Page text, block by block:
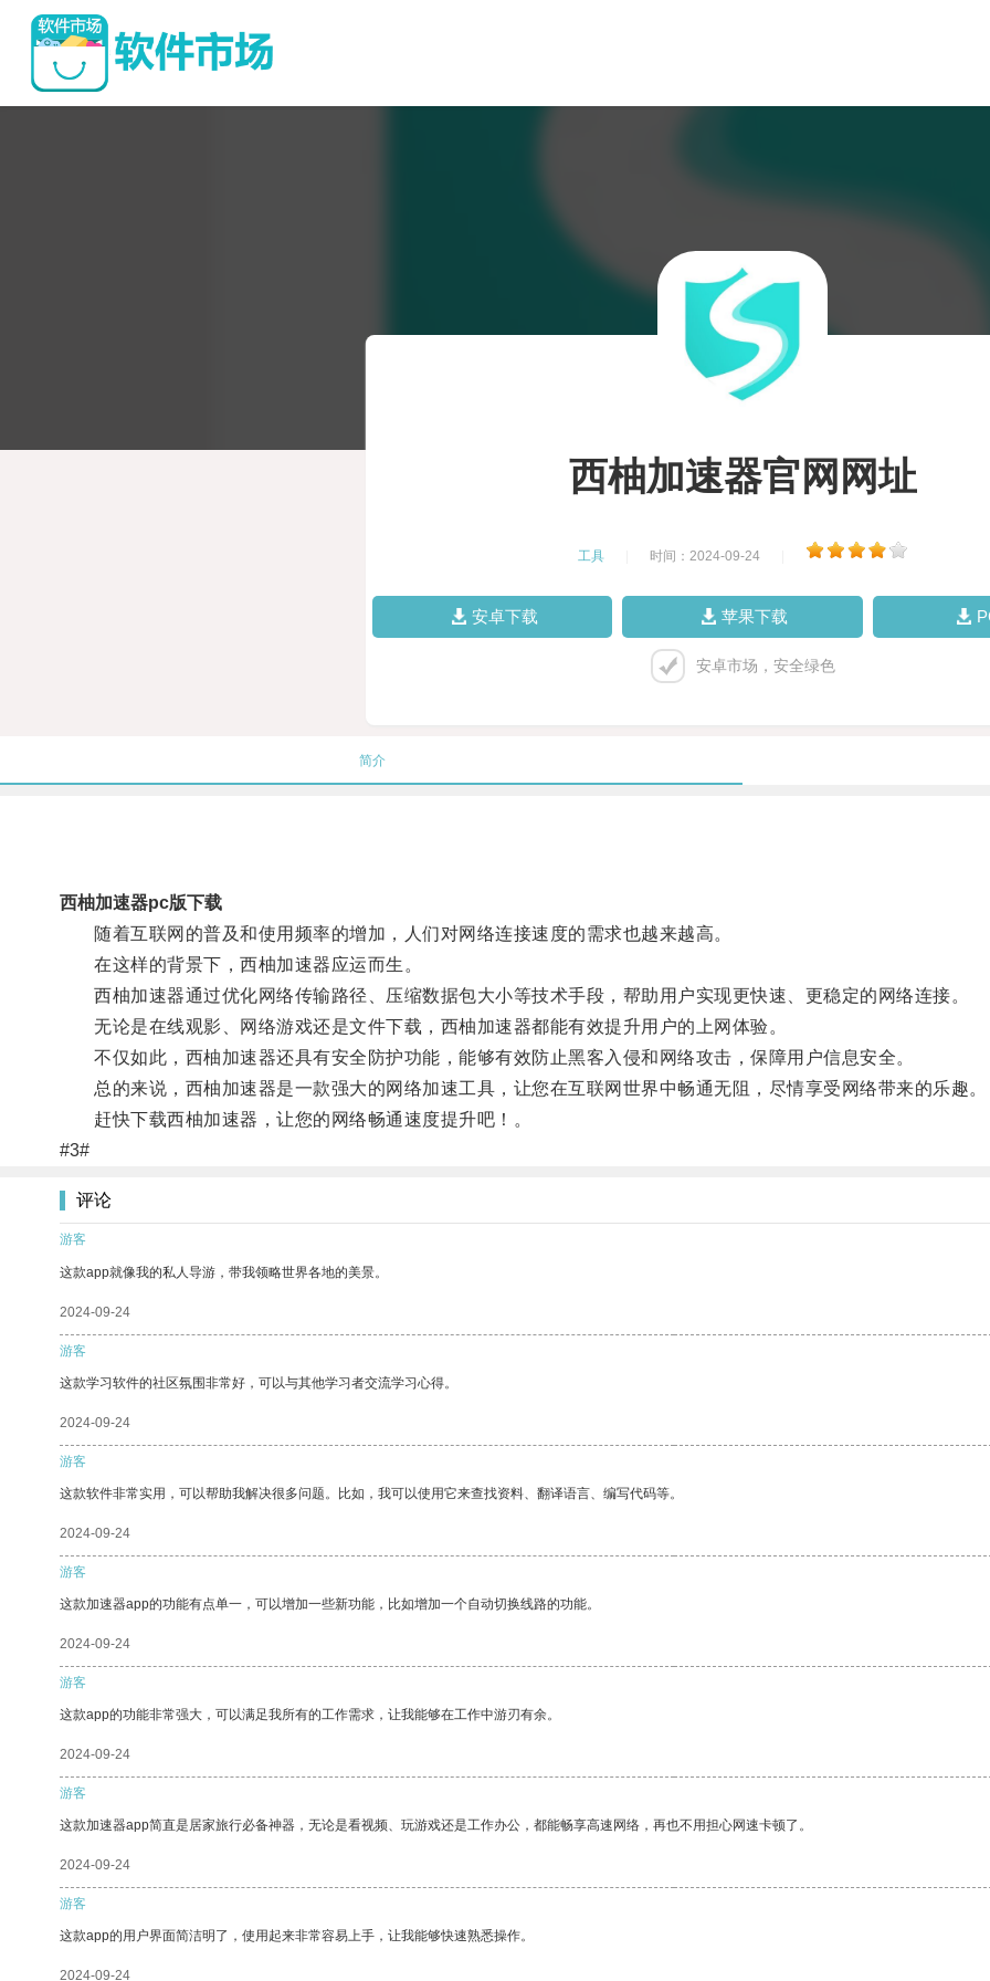
西柚加速器官网网址
工具 时间：2024-09-24
安卓下载 苹果下载
安卓市场，安全绿色
简介
西柚加速器pc版下载
随着互联网的普及和使用频率的增加，人们对网络连接速度的需求也越来越高。
在这样的背景下，西柚加速器应运而生。
西柚加速器通过优化网络传输路径、压缩数据包大小等技术手段，帮助用户实现更快速、更稳定的网络连接。
无论是在线观影、网络游戏还是文件下载，西柚加速器都能有效提升用户的上网体验。
不仅如此，西柚加速器还具有安全防护功能，能够有效防止黑客入侵和网络攻击，保障用户信息安全。
总的来说，西柚加速器是一款强大的网络加速工具，让您在互联网世界中畅通无阻，尽情享受网络带来的乐趣。
赶快下载西柚加速器，让您的网络畅通速度提升吧！。
#3#
评论
游客
这款app就像我的私人导游，带我领略世界各地的美景。
2024-09-24
游客
这款学习软件的社区氛围非常好，可以与其他学习者交流学习心得。
2024-09-24
游客
这款软件非常实用，可以帮助我解决很多问题。比如，我可以使用它来查找资料、翻译语言、编写代码等。
2024-09-24
游客
这款加速器app的功能有点单一，可以增加一些新功能，比如增加一个自动切换线路的功能。
2024-09-24
游客
这款app的功能非常强大，可以满足我所有的工作需求，让我能够在工作中游刃有余。
2024-09-24
游客
这款加速器app简直是居家旅行必备神器，无论是看视频、玩游戏还是工作办公，都能畅享高速网络，再也不用担心网速卡顿了。
2024-09-24
游客
这款app的用户界面简洁明了，使用起来非常容易上手，让我能够快速熟悉操作。
2024-09-24